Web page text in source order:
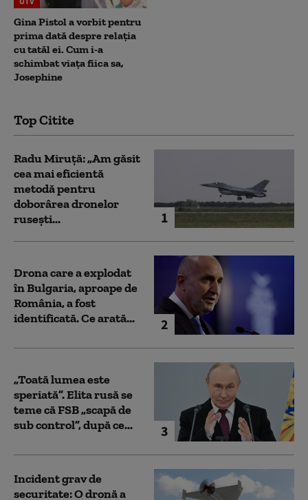
Gina Pistol a vorbit pentru
prima dată despre relația
cu tatăl ei. Cum i-a
schimbat viața fiica sa,
Josephine
Top Citite
1
Radu Miruță: „Am găsit
cea mai eficientă
metodă pentru
doborârea dronelor
rusești...
2
Drona care a explodat
în Bulgaria, aproape de
România, a fost
identificată. Ce arată...
3
„Toată lumea este
speriată”. Elita rusă se
teme că FSB „scapă de
sub control”, după ce...
Incident grav de
securitate: O dronă a